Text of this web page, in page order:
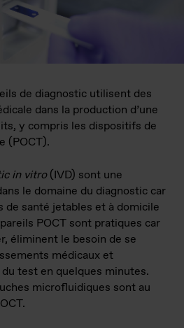
de diagnostic utilisent des
dans la production d’une
y compris les dispositifs de
(POCT).
in vitro(IVD) sont une
le domaine du diagnostic car
de santé jetables et à domicile
POCT sont pratiques car
éliminent le besoin de se
médicaux et
test en quelques minutes.
microfluidiques sont au